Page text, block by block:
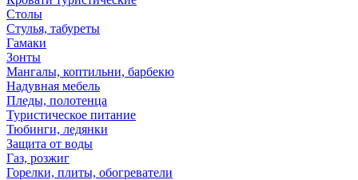
Столы
Стулья, табуреты
Гамаки
Зонты
Мангалы, коптильни, барбекю
Надувная мебель
Пледы, полотенца
Туристическое питание
Тюбинги, ледянки
Защита от воды
Газ, розжиг
Горелки, плиты, обогреватели